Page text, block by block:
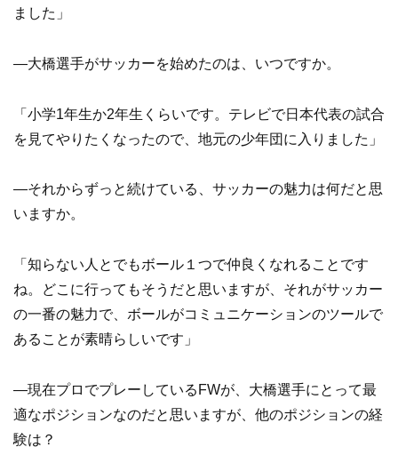
ました」
—大橋選手がサッカーを始めたのは、いつですか。
「小学1年生か2年生くらいです。テレビで日本代表の試合
を見てやりたくなったので、地元の少年団に入りました」
—それからずっと続けている、サッカーの魅力は何だと思
いますか。
「知らない人とでもボール１つで仲良くなれることです
ね。どこに行ってもそうだと思いますが、それがサッカー
の一番の魅力で、ボールがコミュニケーションのツールで
あることが素晴らしいです」
—現在プロでプレーしているFWが、大橋選手にとって最
適なポジションなのだと思いますが、他のポジションの経
験は？